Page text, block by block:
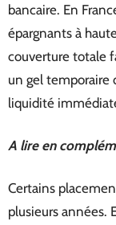
bancaire. En
épargnants à
couverture totale
un gel temporaire
liquidité
A lire en
Certains
plusieurs années.